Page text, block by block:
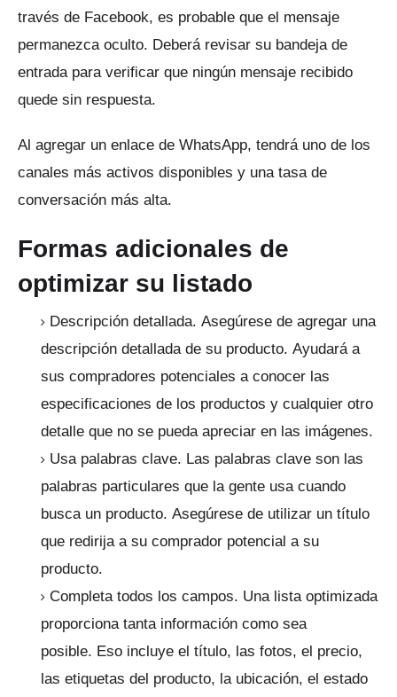
través de Facebook, es probable que el mensaje
permanezca oculto. Deberá revisar su bandeja de
entrada para verificar que ningún mensaje recibido
quede sin respuesta.
Al agregar un enlace de WhatsApp, tendrá uno de los
canales más activos disponibles y una tasa de
conversación más alta.
Formas adicionales de
optimizar su listado
Descripción detallada. Asegúrese de agregar una
descripción detallada de su producto. Ayudará a
sus compradores potenciales a conocer las
especificaciones de los productos y cualquier otro
detalle que no se pueda apreciar en las imágenes.
Usa palabras clave. Las palabras clave son las
palabras particulares que la gente usa cuando
busca un producto. Asegúrese de utilizar un título
que redirija a su comprador potencial a su
producto.
Completa todos los campos. Una lista optimizada
proporciona tanta información como sea
posible. Eso incluye el título, las fotos, el precio,
las etiquetas del producto, la ubicación, el estado